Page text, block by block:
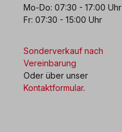
Mo-Do: 07:30 - 17:00 Uhr
Fr: 07:30 - 15:00 Uhr
Sonderverkauf nach
Vereinbarung
Oder über unser
Kontaktformular.